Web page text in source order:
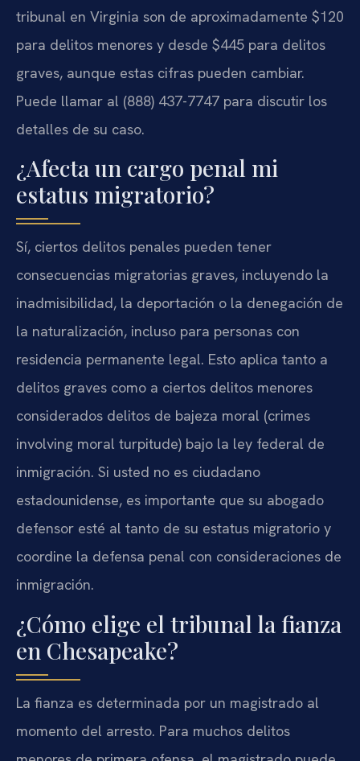
tribunal en Virginia son de aproximadamente $120
para delitos menores y desde $445 para delitos
graves, aunque estas cifras pueden cambiar.
Puede llamar al (888) 437-7747 para discutir los
detalles de su caso.
¿Afecta un cargo penal mi
estatus migratorio?
Sí, ciertos delitos penales pueden tener
consecuencias migratorias graves, incluyendo la
inadmisibilidad, la deportación o la denegación de
la naturalización, incluso para personas con
residencia permanente legal. Esto aplica tanto a
delitos graves como a ciertos delitos menores
considerados delitos de bajeza moral (crimes
involving moral turpitude) bajo la ley federal de
inmigración. Si usted no es ciudadano
estadounidense, es importante que su abogado
defensor esté al tanto de su estatus migratorio y
coordine la defensa penal con consideraciones de
inmigración.
¿Cómo elige el tribunal la fianza
en Chesapeake?
La fianza es determinada por un magistrado al
momento del arresto. Para muchos delitos